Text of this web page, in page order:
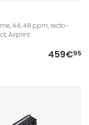
A4, 48 ppm, recto-
Airprint
459€95